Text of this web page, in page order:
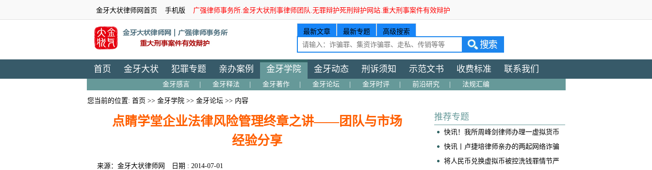
金牙大状律师网首页 手机版 广强律师事务所.金牙大状刑事律师团队.无罪辩护死刑辩护网站.重大刑事案件有效辩护
最新文章 最新专题 高级搜索
首页 金牙大状 犯罪专题 亲办案例 金牙学院 金牙动态 刑诉须知 示范文书 收费标准 联系我们
金牙感言 金牙释法 金牙著作 金牙论坛 金牙时评 前沿研究 法规汇编
您当前的位置: 首页 >> 金牙学院>> 金牙论坛>> 内容
点睛学堂企业法律风险管理终章之讲——团队与市场
经验分享
来源：金牙大状律师网
日期 : 2014-07-01
推荐专题
快讯！我所周峰剑律师办理一虚拟货币
交易所帮信案获判免于处罚
快讯丨卢捷培律师亲办的两起网络诈骗
案获不起诉！
将人民币兑换虚拟币被控洗钱罪情节严